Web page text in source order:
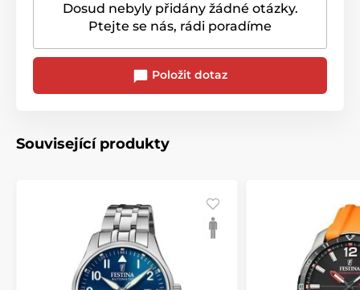
Dosud nebyly přidány žádné otázky.
Ptejte se nás, rádi poradíme
Položit dotaz
Související produkty